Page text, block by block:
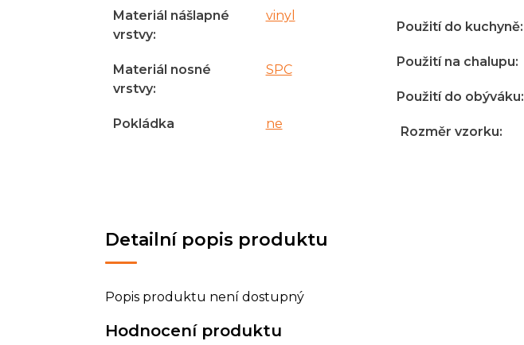
Detailní popis produktu
Popis produktu není dostupný
Materiál nášlapné
vrstvy:
vinyl
Materiál nosné
vrstvy:
SPC
Pokládka ne
Použití do kuchyně:
Použití na chalupu:
Použití do obýváku:
Rozměr vzorku:
Hodnocení produktu